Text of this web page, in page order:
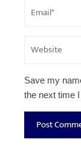
Save my
the next time